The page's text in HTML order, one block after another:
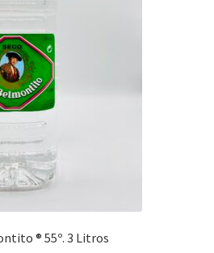
® 55º. 3 Litros